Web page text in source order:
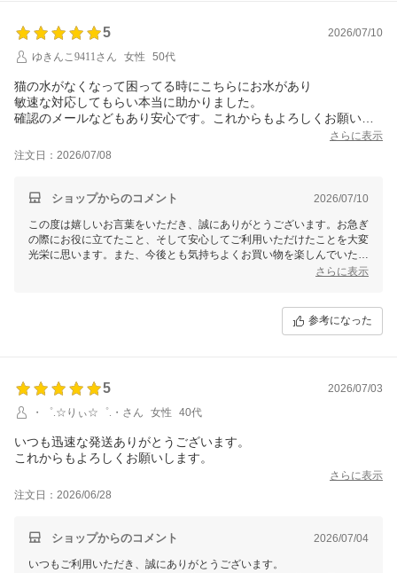
5
2026/07/10
ゆきんこ9411さん
女性 50代
猫の水がなくなって困ってる時にこちらにお水があり
敏速な対応してもらい本当に助かりました。
確認のメールなどもあり安心です。これからもよろしくお願いし
さらに表示
注文日：2026/07/08
ショップからのコメント 2026/07/10
この度は嬉しいお言葉をいただき、誠にありがとうございます。お急ぎ
の際にお役に立てたこと、そして安心してご利用いただけたことを大変
光栄に思います。また、今後とも気持ちよくお買い物を楽しんでいただ
けるよう、丁寧な対応を心掛けてまいります。これからもどうぞよろし
さらに表示
参考になった
5
2026/07/03
・゜.☆りぃ☆゜.・さん
女性 40代
いつも迅速な発送ありがとうございます。
これからもよろしくお願いします。
さらに表示
注文日：2026/06/28
ショップからのコメント 2026/07/04
いつもご利用いただき、誠にありがとうございます。